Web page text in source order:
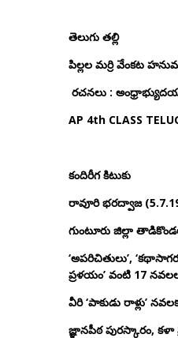
తెలుగు తల్లి
పిల్లల మర్రి వేంకట
రచనలు :
AP 4th CLASS
కందిరీగ కిటుకు
రావూరి భరద్వాజ
గుంటూరు జిల్లా
‘అపరిచితులు’,
ప్రళయం’ వంటి 17
వీరి ‘పాకుడు రాళ్లు’
జ్ఞానపీఠ పురస్కారం,